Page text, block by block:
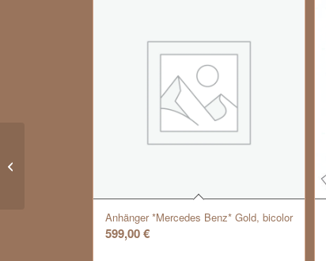
Anhänger *Mercedes Benz* Gold, bicolor
599,00€